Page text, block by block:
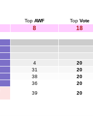
Top AWF Top Vote
8 18
4
20
31
20
38
20
36 20
39 20